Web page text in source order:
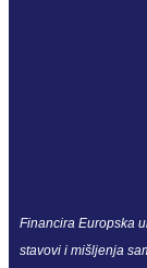
Financira Europska
stavovi i mišljenja